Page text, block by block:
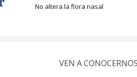
No altera la flora nasal
VEN A CONOCERNOS